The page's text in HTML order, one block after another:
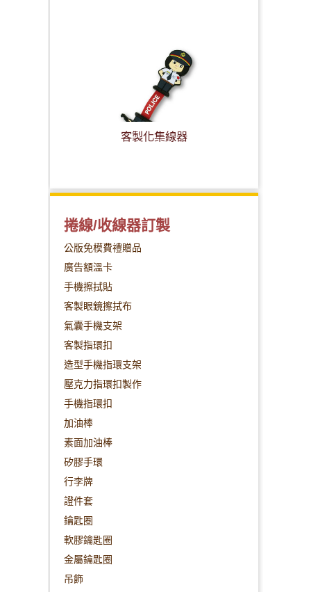
客製化集線器
捲線/收線器訂製
公版免模費禮贈品
廣告額溫卡
手機擦拭貼
客製眼鏡擦拭布
氣囊手機支架
客製指環扣
造型手機指環支架
壓克力指環扣製作
手機指環扣
加油棒
素面加油棒
矽膠手環
行李牌
證件套
鑰匙圈
軟膠鑰匙圈
金屬鑰匙圈
吊飾